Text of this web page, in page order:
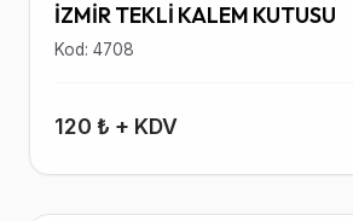
İZMİR TEKLİ KALEM KUTUSU
Kod: 4708
120 ₺ + KDV